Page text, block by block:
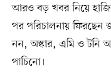
আরও বড় খবর নিয়ে
পর পরিচালনায়
নন, অস্কার, এমি ও টনি
পাচিনো।